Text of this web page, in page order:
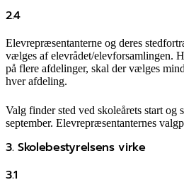
2.4
Elevrepræsentanterne og deres
vælges af elevrådet/elevforsamlingen.
på flere afdelinger, skal der vælges
hver afdeling.
Valg finder sted ved skoleårets start og
september. Elevrepræsentanternes
3. Skolebestyrelsens virke
3.1